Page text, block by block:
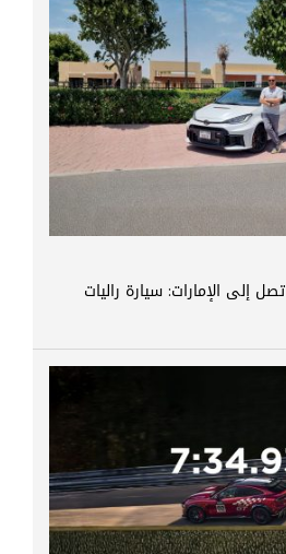
تويوتا GR Yaris 2026 تصل إلى الإمارات: سيارة راليات